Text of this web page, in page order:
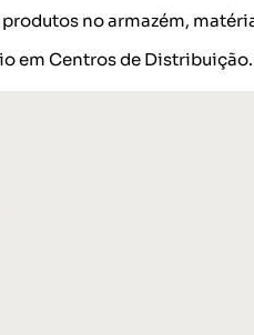
no armazém,
em Centros de Distribuição.